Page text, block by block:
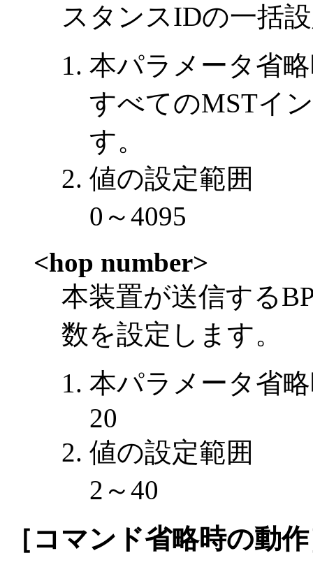
スタンスIDの一括
本パラメータ省
すべてのMSTイ
す。
値の設定範囲
0～4095
<hop number>
本装置が送信する
数を設定します。
本パラメータ省
20
値の設定範囲
2～40
［コマンド省略時の動